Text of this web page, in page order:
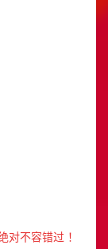
对不容错过 ！